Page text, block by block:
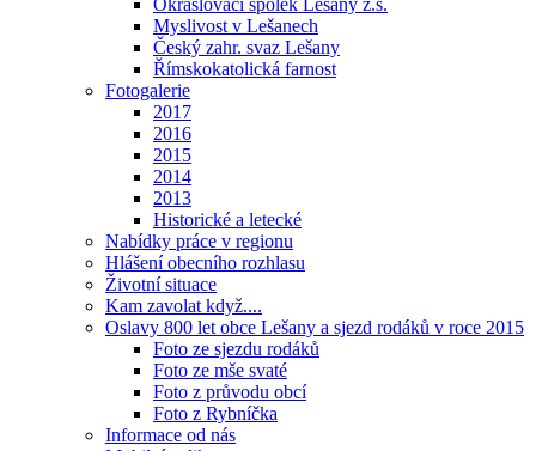
Okrašlovací spolek Lešany z.s.
Myslivost v Lešanech
Český zahr. svaz Lešany
Římskokatolická farnost
Fotogalerie
2017
2016
2015
2014
2013
Historické a letecké
Nabídky práce v regionu
Hlášení obecního rozhlasu
Životní situace
Kam zavolat když....
Oslavy 800 let obce Lešany a sjezd rodáků v roce 2015
Foto ze sjezdu rodáků
Foto ze mše svaté
Foto z průvodu obcí
Foto z Rybníčka
Informace od nás